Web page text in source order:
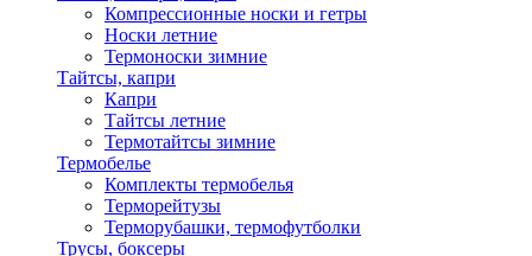
Компрессионные носки и гетры
Носки летние
Термоноски зимние
Тайтсы, капри
Капри
Тайтсы летние
Термотайтсы зимние
Термобелье
Комплекты термобелья
Терморейтузы
Терморубашки, термофутболки
Трусы, боксеры